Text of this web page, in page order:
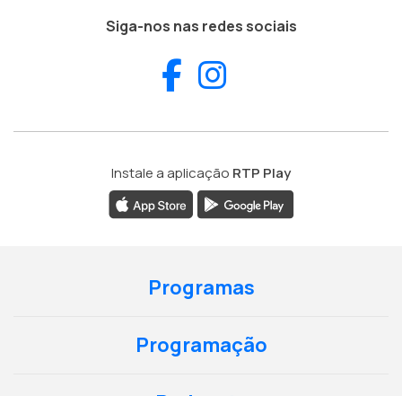
Siga-nos nas redes sociais
Facebook
Instale a aplicação RTP Play
Programas
Programação